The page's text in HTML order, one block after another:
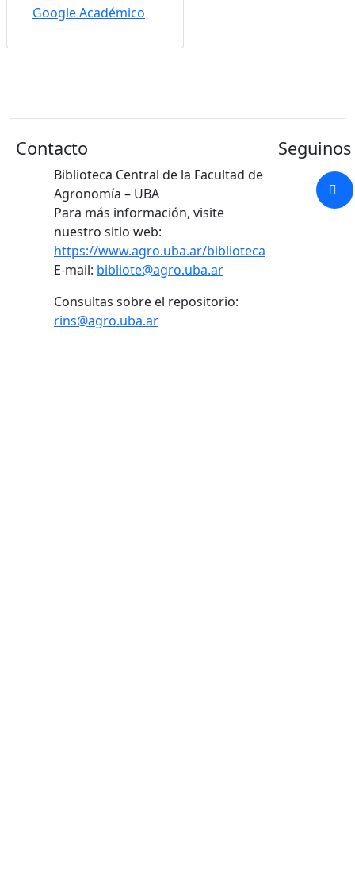
Google Académico
Contacto
Biblioteca Central de la Facultad de
Agronomía – UBA
Para más información, visite
nuestro sitio web:
https://www.agro.uba.ar/biblioteca
E-mail: bibliote@agro.uba.ar
Consultas sobre el repositorio:
rins@agro.uba.ar